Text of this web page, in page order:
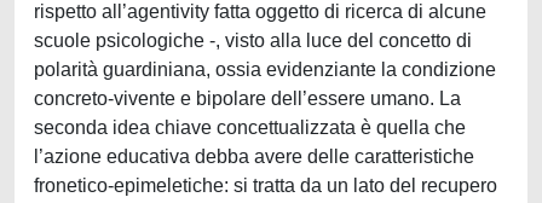
rispetto all’agentivity fatta oggetto di ricerca di alcune
scuole psicologiche -, visto alla luce del concetto di
polarità guardiniana, ossia evidenziante la condizione
concreto-vivente e bipolare dell’essere umano. La
seconda idea chiave concettualizzata è quella che
l’azione educativa debba avere delle caratteristiche
fronetico-epimeletiche: si tratta da un lato del recupero